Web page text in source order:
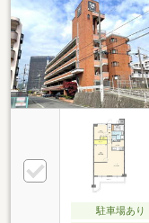
頂戴してお
プランをご
◆空間スタイ
お気軽にお
駐車場あり